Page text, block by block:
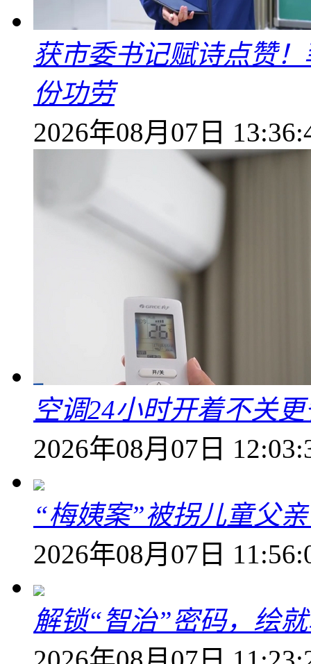
获市委书记赋诗点赞
份功劳
2026年08月07日
空调24小时开着不关
2026年08月07日
“梅姨案”被拐儿童父
2026年08月07日
解锁“智治”密码，绘